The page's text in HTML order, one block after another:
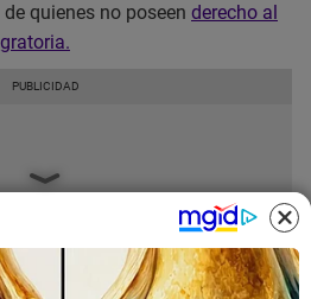
quienes no poseen derecho al